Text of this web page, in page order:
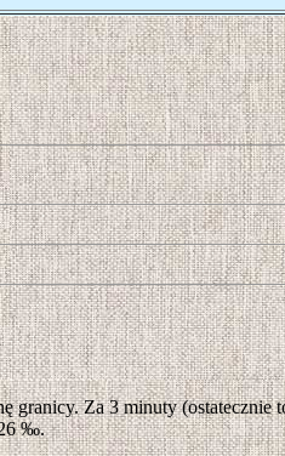
granicy. Za 3 minuty
26 ‰.